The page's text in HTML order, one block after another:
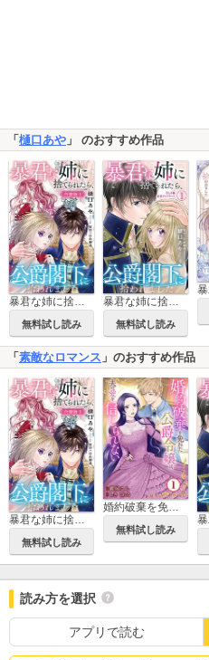
「 樋口あや 」 のおすすめ作品
暴君な姉に捨てられたら、公爵閣下に拾われました【合冊版】
無料試し読み
暴君な姉に捨てられたら、公爵閣下に拾われました
無料試し読み
「 素敵なロマンス 」のおすすめ作品
無料試し読み
婚約破棄を免れた公爵令嬢は、夫の愛を信じられない
無料試し読み
読み方を選択
アプリで読む